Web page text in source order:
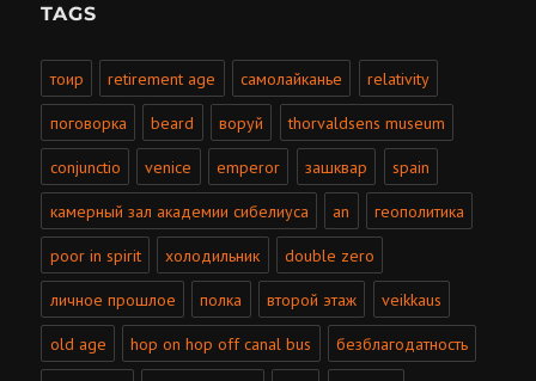
TAGS
тоир retirement age самолайканье relativity
поговорка beard воруй thorvaldsens museum
conjunctio venice emperor зашквар spain
камерный зал академии сибелиуса an геополитика
poor in spirit холодильник double zero
личное прошлое полка второй этаж veikkaus
old age hop on hop off canal bus безблагодатность